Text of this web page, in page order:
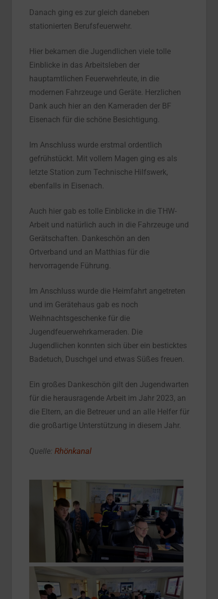
Danach ging es zur gleich daneben
stationierten Berufsfeuerwehr.
Hier bekamen die Jugendlichen viele tolle
Einblicke in das Arbeitsleben der
hauptamtlichen Feuerwehrleute, in die
modernen Fahrzeuge und Geräte. Herzlichen
Dank auch hier an den Kameraden der BF
Eisenach für die schöne Besichtigung.
Im Anschluss wurde erstmal ordentlich
gefrühstückt. Mit vollem Magen ging es als
letzte Station zum Technische Hilfswerk,
ebenfalls in Eisenach.
Auch hier gab es tolle Einblicke in die THW-
Arbeit und natürlich auch in die Fahrzeuge und
Gerätschaften. Dankeschön an den
Ortverband und an Matthias für die
hervorragende Führung.
Im Anschluss wurde die Heimfahrt angetreten
und im Gerätehaus gab es noch
Weihnachtsgeschenke für die
Jugendfeuerwehrkameraden. Die
Jugendlichen konnten sich über ein besticktes
Badetuch, Duschgel und etwas Süßes freuen.
Ein großes Dankeschön gilt den Jugendwarten
für die herausragende Arbeit im Jahr 2023, an
die Eltern, an die Betreuer und an alle Helfer für
die großartige Unterstützung in diesem Jahr.
Quelle: Rhönkanal